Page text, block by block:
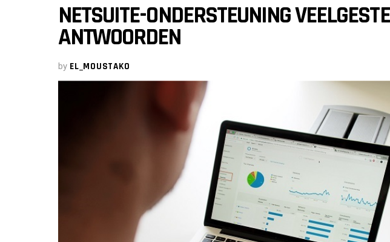
NETSUITE-ONDERSTEUNING
ANTWOORDEN
by EL_MOUSTAKO